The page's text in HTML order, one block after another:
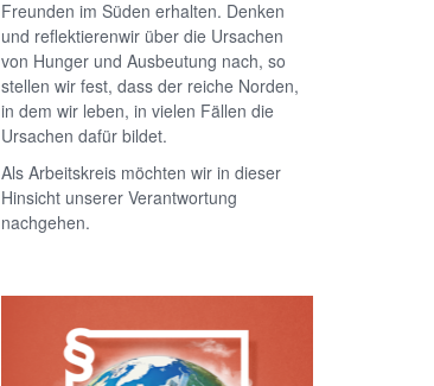
Freunden im Süden erhalten. Denken
und reflektierenwir über die Ursachen
von Hunger und Ausbeutung nach, so
stellen wir fest, dass der reiche Norden,
in dem wir leben, in vielen Fällen die
Ursachen dafür bildet.
Als Arbeitskreis möchten wir in dieser
Hinsicht unserer Verantwortung
nachgehen.